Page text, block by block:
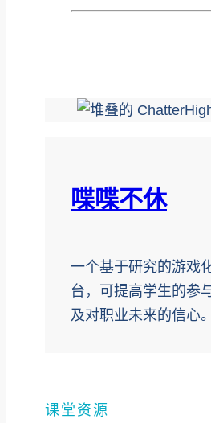
喋喋不休
一个基于研究的游戏
台，可提高学生的参
及对职业未来的信心。
课堂资源